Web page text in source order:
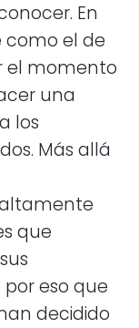
En
el de
el momento
una
los
Más allá
que
eso que
decidido